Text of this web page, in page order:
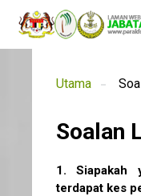
Utama
Soalan
1. Siapakah
terdapat kes